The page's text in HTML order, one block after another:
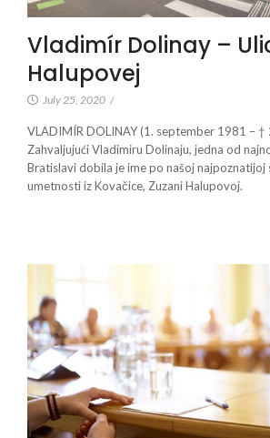
Vladimír Dolinay –
Halupovej
July 25, 2020 /
VLADIMÍR DOLINAY (1. september 1981 – †
Zahvaljujući Vladimiru Dolinaju, jedna od
Bratislavi dobila je ime po našoj najpoznatijoj
umetnosti iz Kovačice, Zuzani Halupovoj.